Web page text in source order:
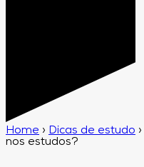
Home › Dicas de estudo ›
nos estudos?